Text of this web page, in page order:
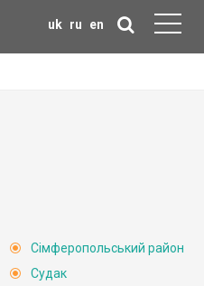
uk ru en
Сімферопольський район
Судак